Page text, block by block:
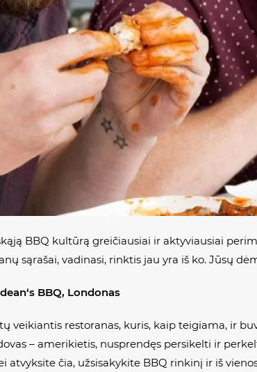
BBQ kultūrą greičiausiai ir aktyviausiai
sąrašai, vadinasi, rinktis jau yra iš ko. Jūsų
BBQ, Londonas
veikiantis restoranas, kuris, kaip teigiama, ir
– amerikietis, nusprendęs persikelti ir
atvyksite čia, užsisakykite BBQ rinkinį ir iš